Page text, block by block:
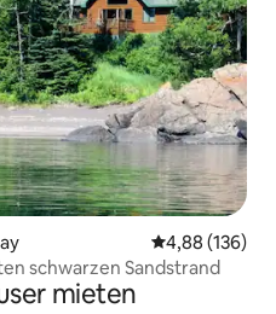
4,88 (136)
schwarzen Sandstrand
mieten